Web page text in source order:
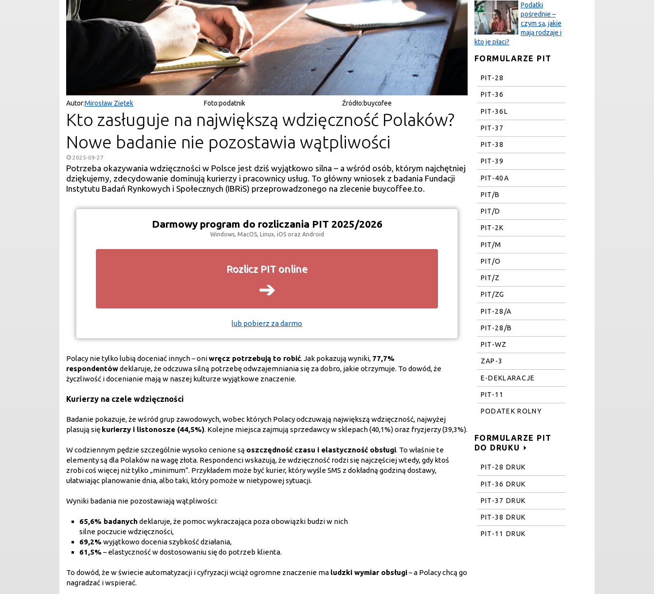
Autor:Mirosław Ziętek Foto:podatnik Źródło:buycofee
Kto zasługuje na największą wdzięczność Polaków?
Nowe badanie nie pozostawia wątpliwości
2025-09-27
Potrzeba okazywania wdzięczności w Polsce jest dziś wyjątkowo silna – a wśród osób, którym najchętniej
dziękujemy, zdecydowanie dominują kurierzy i pracownicy usług. To główny wniosek z badania Fundacji
Instytutu Badań Rynkowych i Społecznych (IBRiS) przeprowadzonego na zlecenie buycoffee.to.
Darmowy program do rozliczania PIT 2025/2026
Windows, MacOS, Linux, iOS oraz Android
Rozlicz PIT online
➔
lub pobierz za darmo
Polacy nie tylko lubią doceniać innych – oniwręcz potrzebują to robić. Jak pokazują wyniki, 77,7%
respondentówdeklaruje, że odczuwa silną potrzebę odwzajemniania się za dobro, jakie otrzymuje. To dowód, że
życzliwość i docenianie mają w naszej kulturze wyjątkowe znaczenie.
Kurierzy na czele wdzięczności
Badanie pokazuje, że wśród grup zawodowych, wobec których Polacy odczuwają największą wdzięczność, najwyżej
plasują się kurierzy i listonosze (44,5%). Kolejne miejsca zajmują sprzedawcy w sklepach (40,1%) oraz fryzjerzy (39,3%).
W codziennym pędzie szczególnie wysoko cenione są oszczędność czasu i elastyczność obsługi. To właśnie te
elementy są dla Polaków na wagę złota. Respondenci wskazują, że wdzięczność rodzi się najczęściej wtedy, gdy ktoś
zrobi coś więcej niż tylko „minimum”. Przykładem może być kurier, który wyśle SMS z dokładną godziną dostawy,
ułatwiając planowanie dnia, albo taki, który pomoże w nietypowej sytuacji.
Wyniki badania nie pozostawiają wątpliwości:
65,6% badanych deklaruje, że pomoc wykraczająca poza obowiązki budzi w nich
silne poczucie wdzięczności,
69,2% wyjątkowo docenia szybkość działania,
61,5% – elastyczność w dostosowaniu się do potrzeb klienta.
To dowód, że w świecie automatyzacji i cyfryzacji wciąż ogromne znaczenie ma ludzki wymiar obsługi– a Polacy chcą go
nagradzać i wspierać.
Podatki
pośrednie –
czym są, jakie
mają rodzaje i
kto je płaci?
FORMULARZE PIT
PIT-28
PIT-36
PIT-36L
PIT-37
PIT-38
PIT-39
PIT-40A
PIT/B
PIT/D
PIT-2K
PIT/M
PIT/O
PIT/Z
PIT/ZG
PIT-28/A
PIT-28/B
PIT-WZ
ZAP-3
E-DEKLARACJE
PIT-11
PODATEK ROLNY
FORMULARZE PIT
DO DRUKU
PIT-28 DRUK
PIT-36 DRUK
PIT-37 DRUK
PIT-38 DRUK
PIT-11 DRUK